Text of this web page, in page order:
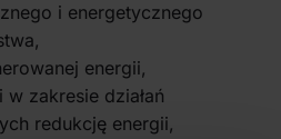
i energetycznego
energii,
zakresie działań
redukcję energii,